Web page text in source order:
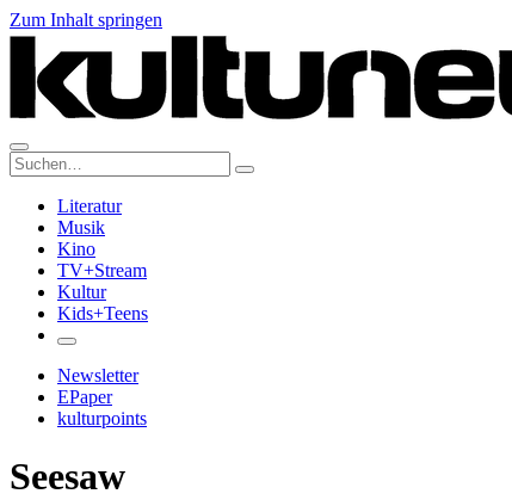
Zum Inhalt springen
Suche:
Literatur
Musik
Kino
TV+Stream
Kultur
Kids+Teens
Newsletter
EPaper
kulturpoints
Seesaw